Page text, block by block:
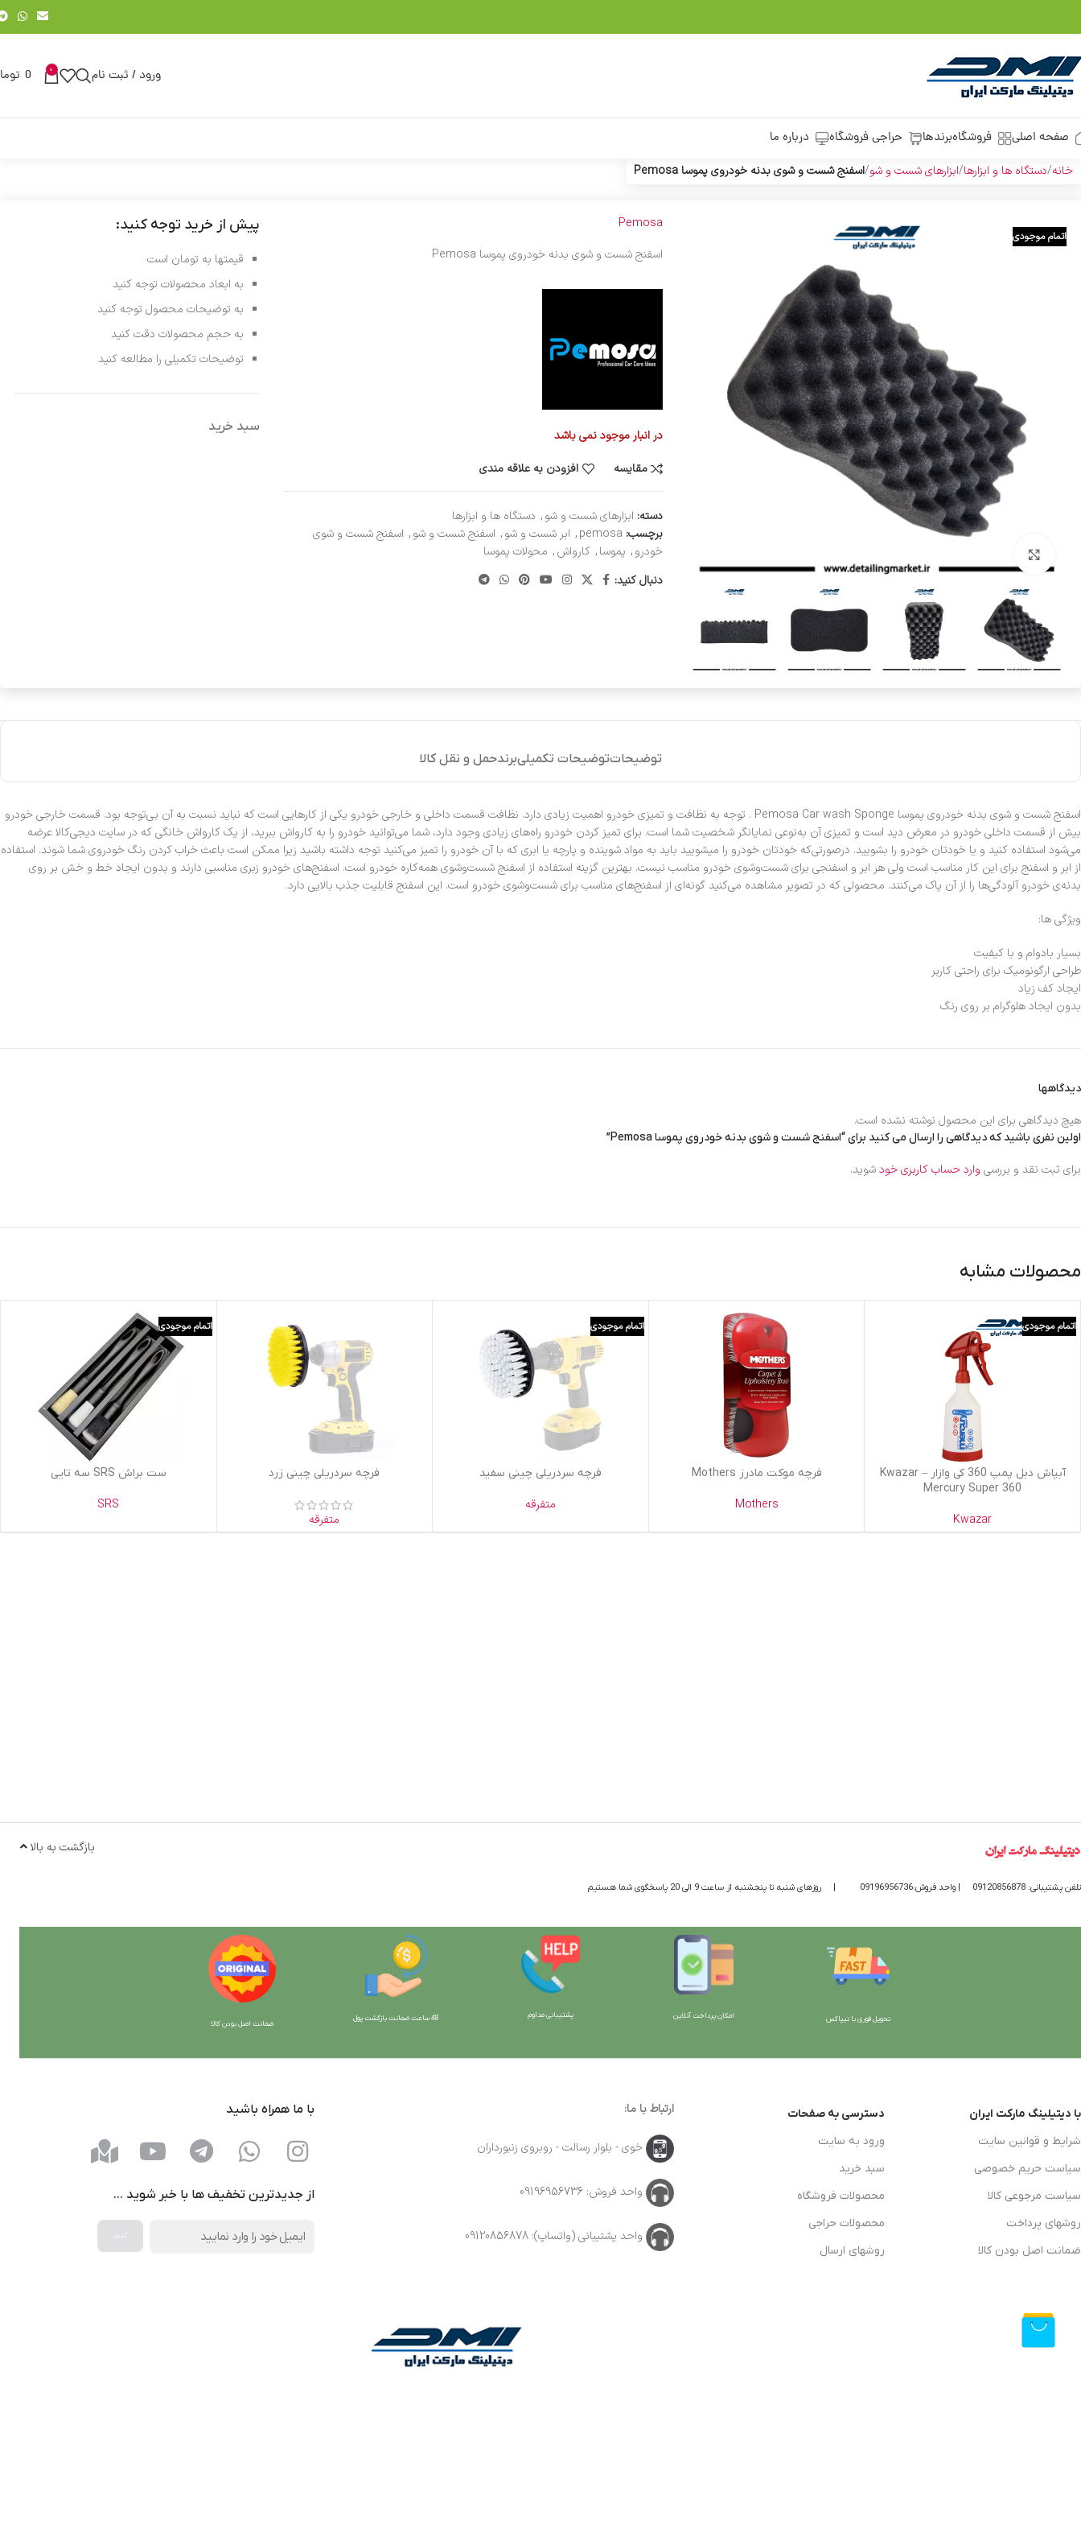
ورود / ثبت نام 0
0
صفحه اصلی فروشگاهبرندها حراجی فروشگاه درباره ما
خانه دستگاه ها و ابزارها ابزارهای شست و شو اسفنج شست و شوی بدنه خودروی پموسا Pemosa
اتمام موجودی
Pemosa
اسفنج شست و شوی بدنه خودروی پموسا Pemosa
در انبار موجود نمی باشد
مقایسه
افزودن به علاقه مندی
دسته: ابزارهای شست و شو, دستگاه ها و ابزارها
برچسب: pemosa
, ابر شست و شو, اسفنج شست و شو, اسفنج شست و شوی
خودرو, پموسا, کارواش, محولات پموسا
دنبال کنید:
پیش از خرید توجه کنید:
قیمتها به تومان است
به ابعاد محصولات توجه کنید
به توضیحات محصول توجه کنید
به حجم محصولات دقت کنید
توضیحات تکمیلی را مطالعه کنید
سبد خرید
توضیحاتتوضیحات تکمیلیبرندحمل و نقل کالا
اسفنج شست و شوی بدنه خودروی پموسا Pemosa Car wash Sponge . توجه به نظافت و تمیزی خودرو اهمیت زیادی دارد. نظافت قسمت داخلی و خارجی خودرو یکی از کارهایی است که نباید نسبت به آن بی‌توجه بود. قسمت خارجی خودرو
بیش از قسمت داخلی خودرو در معرض دید است و تمیزی آن به‌نوعی نمایانگر شخصیت شما است. برای تمیز کردن خودرو راه‌های زیادی وجود دارد، شما می‌توانید خودرو را به کارواش ببرید، از یک کارواش خانگی که در سایت دیجی‌کالا عرضه
می‌شود استفاده کنید و یا خودتان خودرو را بشویید. درصورتی‌که خودتان خودرو را میشویید باید به مواد شوینده و پارچه یا ابری که با آن خودرو را تمیز می‌کنید توجه داشته باشید زیرا ممکن است باعث خراب کردن رنگ خودروی شما شوند. استفاده
از ابر و اسفنج برای این کار مناسب است ولی هر ابر و اسفنجی برای شست‌وشوی خودرو مناسب نیست. بهترین گزینه استفاده از اسفنج شست‌وشوی همه‌کاره خودرو است. اسفنج‌های خودرو زبری مناسبی دارند و بدون ایجاد خط و خش بر روی
بدنه‌ی خودرو آلودگی‌ها را از آن پاک می‌کنند. محصولی که در تصویر مشاهده می‌کنید گونه‌ای از اسفنج‌های مناسب برای شست‌وشوی خودرو است. این اسفنج قابلیت جذب بالایی دارد.
ویژگی ها:
بسیار بادوام و با کیفیت
طراحی ارگونومیک برای راحتی کاربر
ایجاد کف زیاد
بدون ایجاد هلوگرام بر روی رنگ
دیدگاهها
هیچ دیدگاهی برای این محصول نوشته نشده است.
اولین نفری باشید که دیدگاهی را ارسال می کنید برای “اسفنج شست و شوی بدنه خودروی پموسا Pemosa”
برای ثبت نقد و بررسی وارد حساب کاربری خودشوید.
محصولات مشابه
اتمام موجودی
اطلاعات بیشتر
آبپاش دبل پمپ 360 کی وازار – Kwazar
Mercury Super 360
Kwazar
افزودن به سبد خرید
فرچه موکت مادرز Mothers
Mothers
اتمام موجودی
اطلاعات بیشترفرچه سردریلی چینی سفید
متفرقه
افزودن به سبد خریدفرچه سردریلی چینی زرد
متفرقه
اتمام موجودی
اطلاعات بیشترست براش SRS سه تایی
SRS
تلفن پشتیبانی: 09120856878 | واحد فروش:09196956736 روزهای شنبه تا پنجشنبه از ساعت 9 الی 20 پاسخگوی شما هستیم
بازگشت به بالا
تحویل فوری با تیپاکس امکان پرداخت آنلاین پشتیبانی مداوم 48 ساعت ضمانت بازگش ت پول
ضمانت اصل بودن کالا
با دیتیلینگ مارکت ایران
شرایط و قوانین سایت
سیاست حریم خصوصی
سیاست مرجوعی کالا
روشهای پرداخت
ضمانت اصل بودن کالا
دسترسی به صفحات
ورود به سایت
سبد خرید
محصولات فروشگاه
محصولات حراجی
روشهای ارسال
ارتباط با ما:
خوی - بلوار رسالت - روبروی زنبورداران
واحد فروش: 09196956736
واحد پشتیبانی (واتساپ): 09120856878
با ما همراه باشید
از جدیدترین تخفیف ها با خبر شوید …